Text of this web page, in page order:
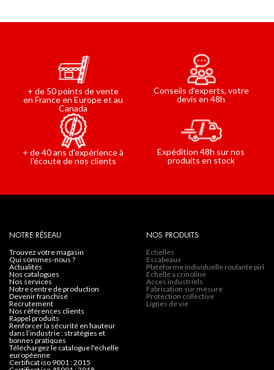
+ de 50 points de vente
en France en Europe et au
Canada
Conseils d'experts, votre
devis en 48h
+ de 40 ans d'expérience à
l'écoute de nos clients
Expédition 48h sur nos
produits en stock
NOTRE RÉSEAU
trouvez votre magasin
qui sommes-nous ?
actualités
nos catalogues
nos services
notre centre de production
devenir franchisé
recrutement
nos références clients
rappel produits
renforcer la sécurité en hauteur
dans l’industrie : stratégies et
bonnes pratiques
téléchargez le catalogue l'echelle
européenne
certificat iso 9001 : 2015
NOS PRODUITS
Echelles
Escabeaux
Plateforme individuelle roulante pirl
Echelle a crinoline
Acces industriels
Fabrication sur mesure
Protection collective
Lignes de vie